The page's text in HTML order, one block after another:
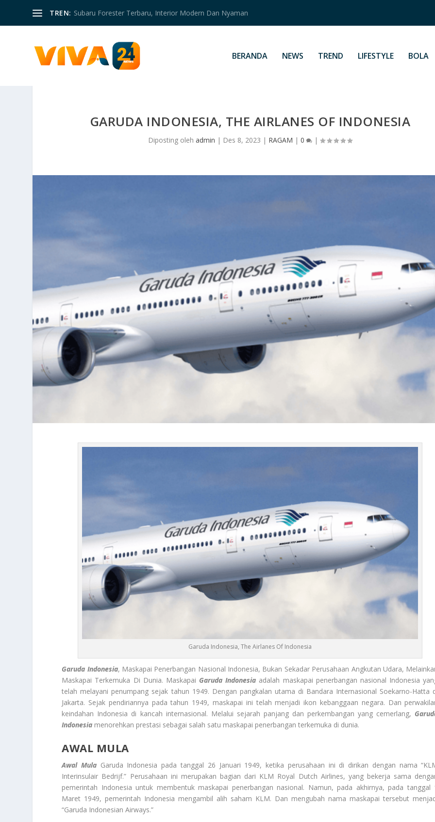
TREN: Subaru Forester Terbaru, Interior Modern Dan Nyaman
BERANDA NEWS TREND LIFESTYLE BOLA
GARUDA INDONESIA, THE AIRLANES OF INDONESIA
Diposting oleh admin | Des 8, 2023 | RAGAM | 0 |
Garuda Indonesia, The Airlanes Of Indonesia
Garuda Indonesia, Maskapai Penerbangan Nasional Indonesia, Bukan Sekadar Perusahaan Angkutan Udara,
Maskapai Terkemuka Di Dunia. Maskapai Garuda Indonesia adalah maskapai penerbangan nasional Indonesia
telah melayani penumpang sejak tahun 1949. Dengan pangkalan utama di Bandara Internasional Soekarno-Hatta
Jakarta. Sejak pendiriannya pada tahun 1949, maskapai ini telah menjadi ikon kebanggaan negara. Dan
keindahan Indonesia di kancah internasional. Melalui sejarah panjang dan perkembangan yang cemerlang,
Indonesia menorehkan prestasi sebagai salah satu maskapai penerbangan terkemuka di dunia.
AWAL MULA
Awal MulaGaruda Indonesia pada tanggal 26 Januari 1949, ketika perusahaan ini di dirikan dengan nama
Interinsulair Bedrijf.” Perusahaan ini merupakan bagian dari KLM Royal Dutch Airlines, yang bekerja sama
pemerintah Indonesia untuk membentuk maskapai penerbangan nasional. Namun, pada akhirnya, pada tanggal
Maret 1949, pemerintah Indonesia mengambil alih saham KLM. Dan mengubah nama maskapai tersebut
“Garuda Indonesian Airways.”